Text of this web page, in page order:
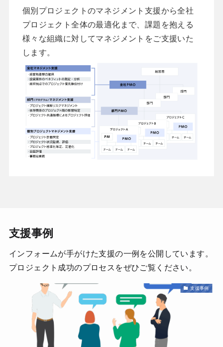
個別プロジェクトのマネジメント支援から全社
プロジェクト全体の最適化まで、課題を抱える
様々な組織に対してマネジメントをご支援いた
します。
支援事例
インフォームが手がけた支援の一例を公開しています。
プロジェクト成功のプロセスをぜひご覧ください。
支援事例